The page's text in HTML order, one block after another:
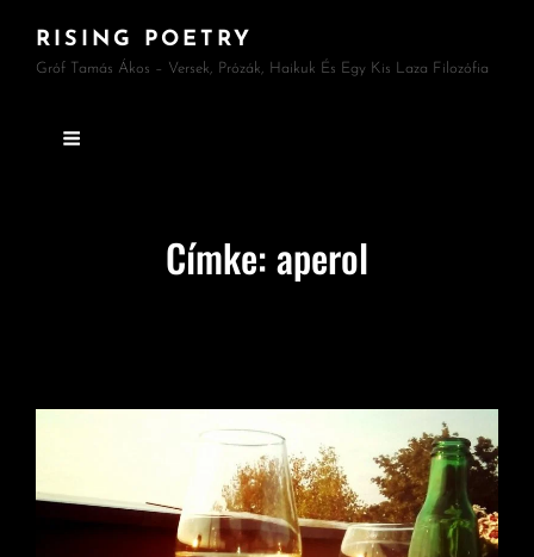
RISING POETRY
Gróf Tamás Ákos – Versek, Prózák, Haikuk És Egy Kis Laza Filozófia
Címke:aperol